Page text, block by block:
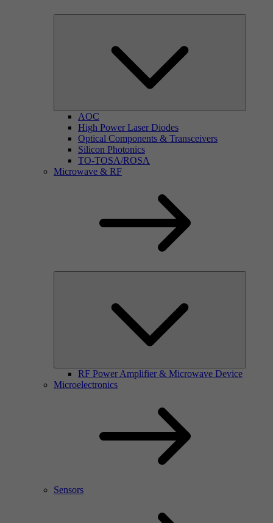
AOC
High Power Laser Diodes
Optical Components & Transceivers
Silicon Photonics
TO-TOSA/ROSA
Microwave & RF
RF Power Amplifier & Microwave Device
Microelectronics
Sensors